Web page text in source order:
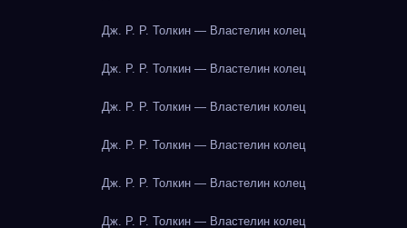
Дж. Р. Р. Толкин — Властелин колец
Дж. Р. Р. Толкин — Властелин колец
Дж. Р. Р. Толкин — Властелин колец
Дж. Р. Р. Толкин — Властелин колец
Дж. Р. Р. Толкин — Властелин колец
Дж. Р. Р. Толкин — Властелин колец